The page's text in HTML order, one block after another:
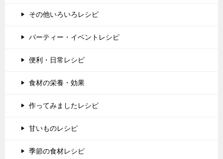
その他いろいろレシピ
パーティー・イベントレシピ
便利・日常レシピ
食材の栄養・効果
作ってみましたレシピ
甘いものレシピ
季節の食材レシピ